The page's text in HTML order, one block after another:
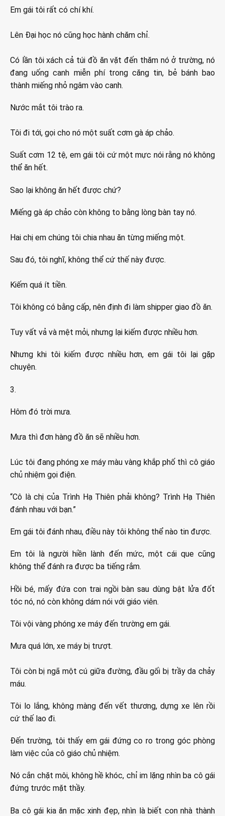
Em gái tôi rất có chí khí.
Lên Đại học nó cũng học hành chăm chỉ.
Có lần tôi xách cả túi đồ ăn vặt đến thăm nó ở trường, nó
đang uống canh miễn phí trong căng tin, bẻ bánh bao
thành miếng nhỏ ngâm vào canh.
Nước mắt tôi trào ra.
Tôi đi tới, gọi cho nó một suất cơm gà áp chảo.
Suất cơm 12 tệ, em gái tôi cứ một mực nói rằng nó không
thể ăn hết.
Sao lại không ăn hết được chứ?
Miếng gà áp chảo còn không to bằng lòng bàn tay nó.
Hai chị em chúng tôi chia nhau ăn từng miếng một.
Sau đó, tôi nghĩ, không thể cứ thế này được.
Kiếm quá ít tiền.
Tôi không có bằng cấp, nên định đi làm shipper giao đồ ăn.
Tuy vất vả và mệt mỏi, nhưng lại kiếm được nhiều hơn.
Nhưng khi tôi kiếm được nhiều hơn, em gái tôi lại gặp
chuyện.
3.
Hôm đó trời mưa.
Mưa thì đơn hàng đồ ăn sẽ nhiều hơn.
Lúc tôi đang phóng xe máy màu vàng khắp phố thì cô giáo
chủ nhiệm gọi điện.
“Cô là chị của Trình Hạ Thiên phải không? Trình Hạ Thiên
đánh nhau với bạn.”
Em gái tôi đánh nhau, điều này tôi không thể nào tin được.
Em tôi là người hiền lành đến mức, một cái que cũng
không thể đánh ra được ba tiếng rắm.
Hồi bé, mấy đứa con trai ngồi bàn sau dùng bật lửa đốt
tóc nó, nó còn không dám nói với giáo viên.
Tôi vội vàng phóng xe máy đến trường em gái.
Mưa quá lớn, xe máy bị trượt.
Tôi còn bị ngã một cú giữa đường, đầu gối bị trầy da chảy
máu.
Tôi lo lắng, không màng đến vết thương, dựng xe lên rồi
cứ thế lao đi.
Đến trường, tôi thấy em gái đứng co ro trong góc phòng
làm việc của cô giáo chủ nhiệm.
Nó cắn chặt môi, không hề khóc, chỉ im lặng nhìn ba cô gái
đứng trước mặt thầy.
Ba cô gái kia ăn mặc xinh đẹp, nhìn là biết con nhà thành